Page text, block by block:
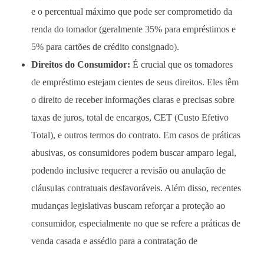
e o percentual máximo que pode ser comprometido da
renda do tomador (geralmente 35% para empréstimos e
5% para cartões de crédito consignado).
Direitos do Consumidor: É crucial que os tomadores
de empréstimo estejam cientes de seus direitos. Eles têm
o direito de receber informações claras e precisas sobre
taxas de juros, total de encargos, CET (Custo Efetivo
Total), e outros termos do contrato. Em casos de práticas
abusivas, os consumidores podem buscar amparo legal,
podendo inclusive requerer a revisão ou anulação de
cláusulas contratuais desfavoráveis. Além disso, recentes
mudanças legislativas buscam reforçar a proteção ao
consumidor, especialmente no que se refere a práticas de
venda casada e assédio para a contratação de